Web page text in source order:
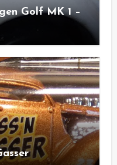
Golf MK 1 –